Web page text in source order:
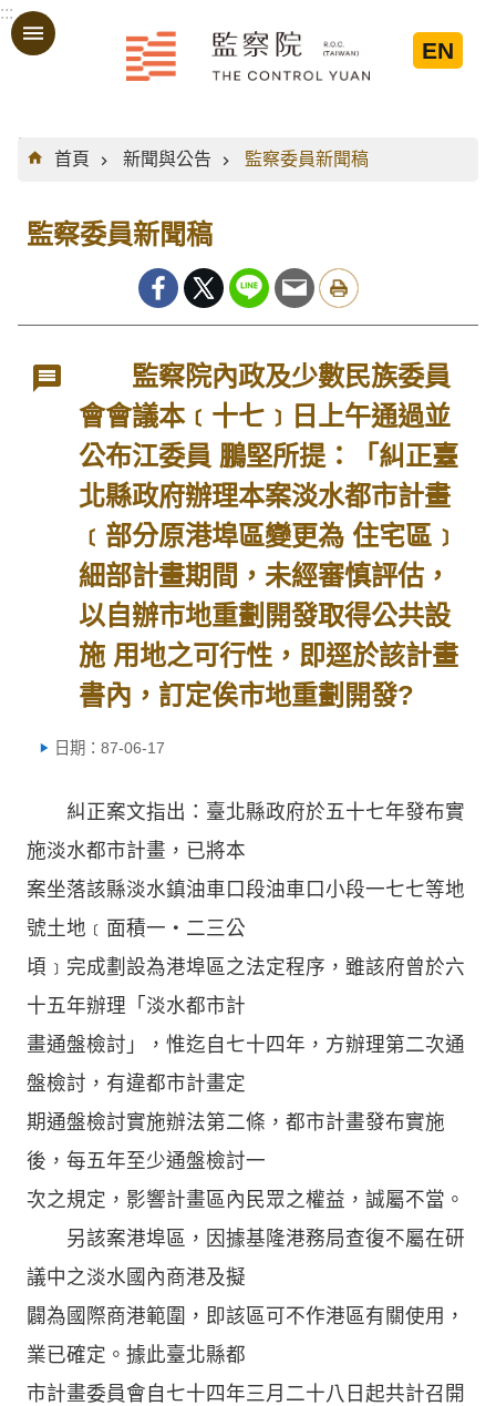
跳到主要內容區塊
:::
EN
:::
首頁
新聞與公告 監察委員新聞稿
監察委員新聞稿
監察院內政及少數民族委員
會會議本﹝十七﹞日上午通過並
公布江委員 鵬堅所提：「糾正臺
北縣政府辦理本案淡水都市計畫
﹝部分原港埠區變更為 住宅區﹞
細部計畫期間，未經審慎評估，
以自辦市地重劃開發取得公共設
施 用地之可行性，即逕於該計畫
書內，訂定俟市地重劃開發?
日期：87-06-17
糾正案文指出：臺北縣政府於五十七年發布實
施淡水都市計畫，已將本
案坐落該縣淡水鎮油車口段油車口小段一七七等地
號土地﹝面積一‧二三公
頃﹞完成劃設為港埠區之法定程序，雖該府曾於六
十五年辦理「淡水都市計
畫通盤檢討」，惟迄自七十四年，方辦理第二次通
盤檢討，有違都市計畫定
期通盤檢討實施辦法第二條，都市計畫發布實施
後，每五年至少通盤檢討一
次之規定，影響計畫區內民眾之權益，誠屬不當。
另該案港埠區，因據基隆港務局查復不屬在研
議中之淡水國內商港及擬
闢為國際商港範圍，即該區可不作港區有關使用，
業已確定。據此臺北縣都
市計畫委員會自七十四年三月二十八日起共計召開